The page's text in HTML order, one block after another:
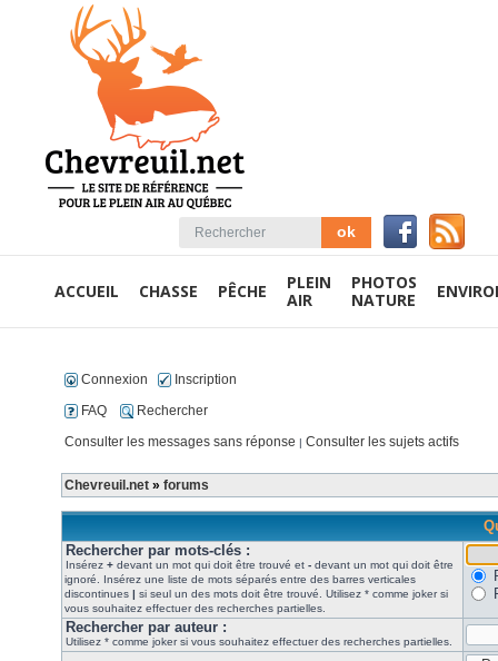
ACCUEIL CHASSE PÊCHE
PLEIN
AIR
PHOTOS
NATURE
Connexion
Inscription
FAQ
Rechercher
Consulter les messages sans réponse | Consulter les sujets actifs
Chevreuil.net » forums
Rechercher par mots-clés :
Insérez + devant un mot qui doit être trouvé et - devant un mot qui doit être
ignoré. Insérez une liste de mots séparés entre des barres verticales
discontinues | si seul un des mots doit être trouvé. Utilisez * comme joker si
vous souhaitez effectuer des recherches partielles.
Rechercher par auteur :
Utilisez * comme joker si vous souhaitez effectuer des recherches partielles.